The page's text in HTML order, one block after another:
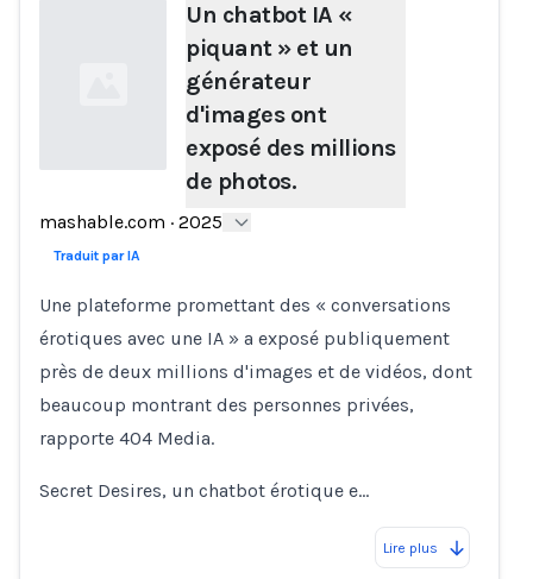
Loading...
Un chatbot IA «
piquant » et un
générateur
d'images ont
exposé des millions
de photos.
mashable.com · 2025
Traduit par IA
Une plateforme promettant des « conversations
érotiques avec une IA » a exposé publiquement
près de deux millions d'images et de vidéos, dont
beaucoup montrant des personnes privées,
rapporte 404 Media.
Secret Desires, un chatbot érotique e…
Lire plus